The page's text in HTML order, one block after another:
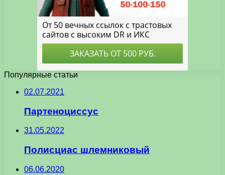
Популярные статьи
02.07.2021
Партеноциссус
31.05.2022
Полисциас шлемниковый
06.06.2020